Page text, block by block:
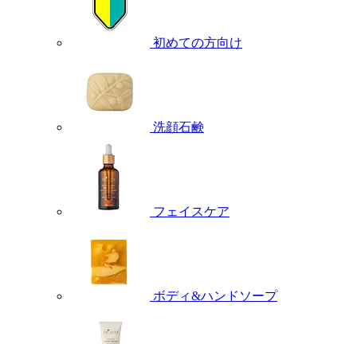
初めての方向け
洗顔石鹸
フェイスケア
ボディ&ハンドソープ